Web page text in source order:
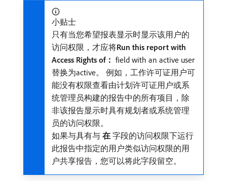
小贴士
只有当您希望报表显示时显示该用户的
访问权限，才应将​Run this report with
Access Rights of： field with an active user
替换为active。 例如，工作许可证用户可
能没有权限查看由计划许可证用户或系
统管理员构建的报告中的所有项目，除
非该报告显示时具有规划者或系统管理
员的访问权限。
如果与具有与​ 在 ​字段的访问权限下运行
此报告中指定的用户类似访问权限的用
户共享报告，您可以将此字段留空。